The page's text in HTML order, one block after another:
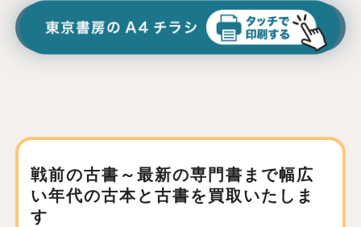
戦前の古書～最新の専門書まで幅広
い年代の古本と古書を買取いたしま
す